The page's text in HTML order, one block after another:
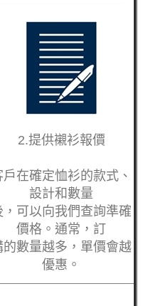
2.提供襯衫報價
戶在確定恤衫的款式、
設計和數量
，可以向我們查詢準確
價格。通常，訂
的數量越多，單價會越
優惠。